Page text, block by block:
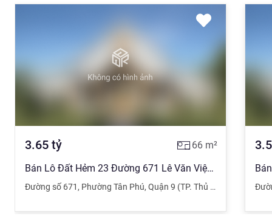
3.65 tỷ 66m²
Bán Lô Đất Hẻm 23 Đường 671 Lê Văn Việt, DT 67m2
Đường số 671 , Phường Tân Phú, Quận 9 (TP. Thủ Đức) TPHCM
3.5